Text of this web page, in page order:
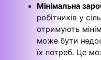
Мінімальна
робітників у
отримують
може бути
їх потреб. Це